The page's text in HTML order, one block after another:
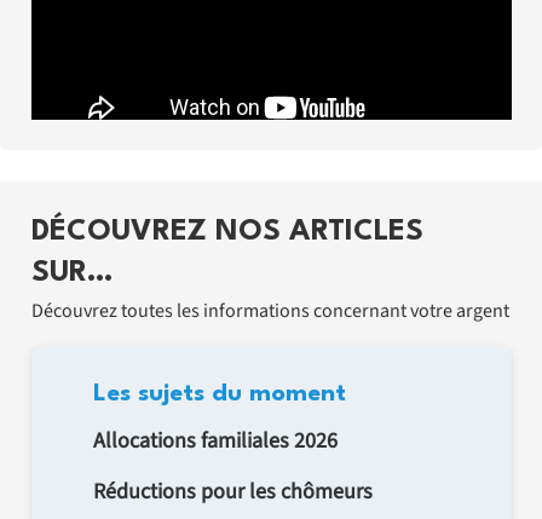
DÉCOUVREZ NOS ARTICLES
SUR…
Découvrez toutes les informations concernant votre argent
Les sujets du moment
Allocations familiales 2026
Réductions pour les chômeurs